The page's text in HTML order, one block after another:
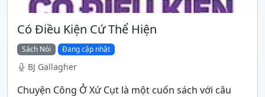
Có Điều Kiện Cứ Thể Hiện
Sách Nói Đang cập nhật
BJ Gallagher
Chuyện Công Ở Xứ Cụt là một cuốn sách với câu